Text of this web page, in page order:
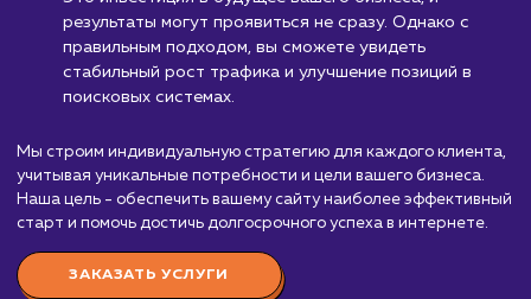
Стоимость
молодых сайтов
от 35 000 ₽
Стоимость услуги "Продвижение молодых
начинается от 35 000 рублей в месяц. Эта услуга
идеально подходит для вновь созданных или